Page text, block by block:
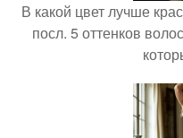
В какой цвет лучше
посл. 5 оттенков